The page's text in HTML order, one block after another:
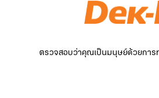
ตรวจสอบว่าคุณเป็นมนุษย์ด้วยการ